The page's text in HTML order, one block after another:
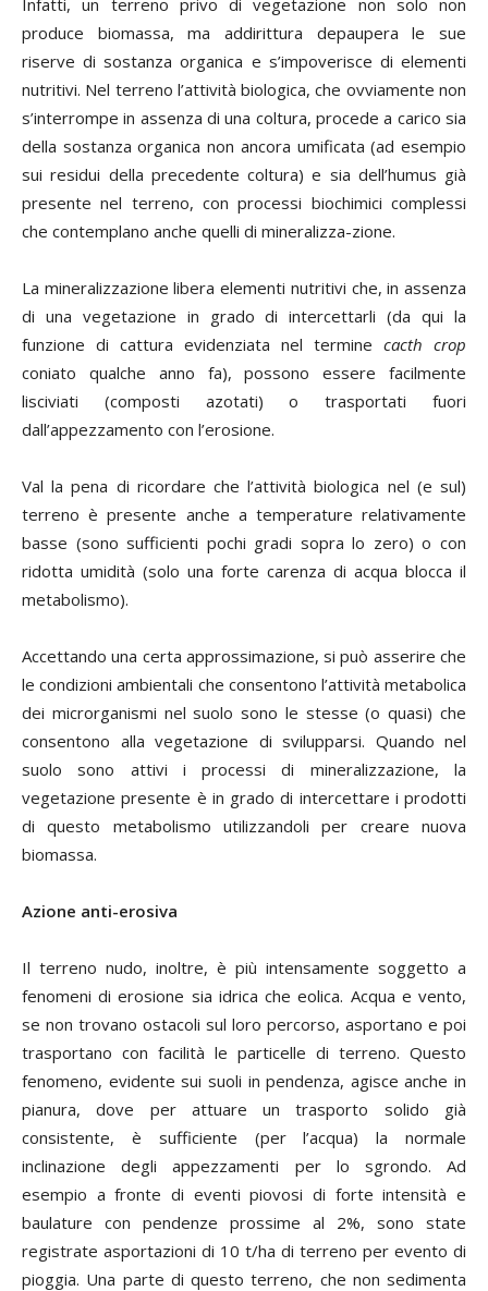
Infatti, un terreno privo di vegetazione non solo non
produce biomassa, ma addirittura depaupera le sue
riserve di sostanza organica e s’impoverisce di elementi
nutritivi. Nel terreno l’attività biologica, che ovviamente non
s’interrompe in assenza di una coltura, procede a carico sia
della sostanza organica non ancora umificata (ad esempio
sui residui della precedente coltura) e sia dell’humus già
presente nel terreno, con processi biochimici complessi
che contemplano anche quelli di mineralizza-zione.
La mineralizzazione libera elementi nutritivi che, in assenza
di una vegetazione in grado di intercettarli (da qui la
funzione di cattura evidenziata nel termine cacth crop
coniato qualche anno fa), possono essere facilmente
lisciviati (composti azotati) o trasportati fuori
dall’appezzamento con l’erosione.
Val la pena di ricordare che l’attività biologica nel (e sul)
terreno è presente anche a temperature relativamente
basse (sono sufficienti pochi gradi sopra lo zero) o con
ridotta umidità (solo una forte carenza di acqua blocca il
metabolismo).
Accettando una certa approssimazione, si può asserire che
le condizioni ambientali che consentono l’attività metabolica
dei microrganismi nel suolo sono le stesse (o quasi) che
consentono alla vegetazione di svilupparsi. Quando nel
suolo sono attivi i processi di mineralizzazione, la
vegetazione presente è in grado di intercettare i prodotti
di questo metabolismo utilizzandoli per creare nuova
biomassa.
Azione anti-erosiva
Il terreno nudo, inoltre, è più intensamente soggetto a
fenomeni di erosione sia idrica che eolica. Acqua e vento,
se non trovano ostacoli sul loro percorso, asportano e poi
trasportano con facilità le particelle di terreno. Questo
fenomeno, evidente sui suoli in pendenza, agisce anche in
pianura, dove per attuare un trasporto solido già
consistente, è sufficiente (per l’acqua) la normale
inclinazione degli appezzamenti per lo sgrondo. Ad
esempio a fronte di eventi piovosi di forte intensità e
baulature con pendenze prossime al 2%, sono state
registrate asportazioni di 10 t/ha di terreno per evento di
pioggia. Una parte di questo terreno, che non sedimenta